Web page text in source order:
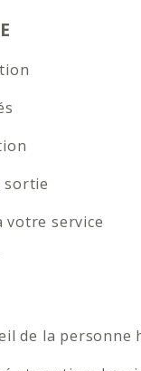
sortie
votre service
de la personne